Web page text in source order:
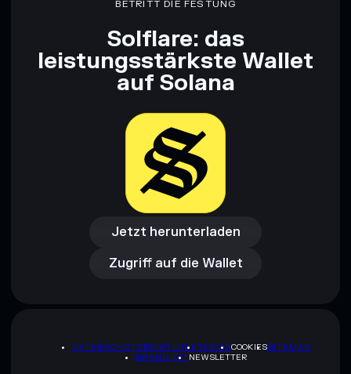
BETRITT DIE FESTUNG
Solflare: das
leistungsstärkste Wallet
auf Solana
Jetzt herunterladen
Jetzt herunterladen
Zugriff auf die Wallet
Zugriff auf die Wallet
DATENSCHUTZRICHTLINIETERMSCOOKIESSITEMAP
BRAND-KITNEWSLETTER